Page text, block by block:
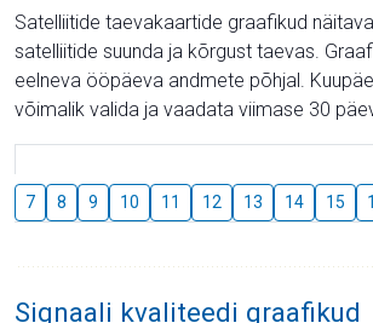
Satelliitide taevakaartide graafikud
satelliitide suunda ja kõrgust taevas.
eelneva ööpäeva andmete põhjal.
võimalik valida ja vaadata viimase 30
7 8 9 10 11 12 13 14 15
Signaali kvaliteedi graafikud